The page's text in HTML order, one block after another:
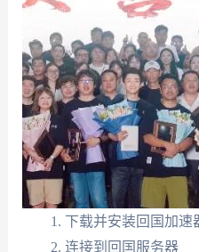
下载并安装回国加速
连接到回国服务器